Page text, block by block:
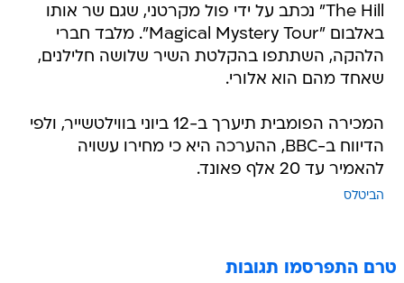
The Hill" נכתב על ידי פול מקרטני, שגם שר אותו
באלבום "Magical Mystery Tour". מלבד חברי
הלהקה, השתתפו בהקלטת השיר שלושה חלילנים,
שאחד מהם הוא אלורי.
המכירה הפומבית תיערך ב-12 ביוני בווילטשייר, ולפי
הדיווח ב-BBC, ההערכה היא כי מחירו עשויה
להאמיר עד 20 אלף פאונד.
הביטלס
טרם התפרסמו תגובות